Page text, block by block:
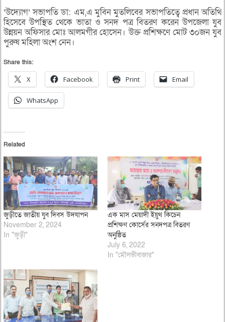
‘উদ্যোগ’ সভাপতি ডা: এম,এ মুবিন মুতলিবের সভাপতিত্বে প্রধান অতিথি
হিসেবে উপস্থিত থেকে ভাতা ও সনদ পত্র বিতরণ করেন উপজেলা যুব
উন্নয়ন অফিসার মোঃ আলমগীর হোসেন। উক্ত প্রশিক্ষণে মোট ৩০জন যুব
পুরুষ মহিলা অংশ নেন।
Share this:
X Facebook Print Email
WhatsApp
Related
জুড়ীতে জাতীয় যুব দিবস উদযাপন
November 2, 2024
In "জুড়ী"
এক মাস মেয়াদী ইয়ুথ কিচেন
প্রশিক্ষণ কোর্সের সনদপত্র বিতরণ
অনুষ্ঠিত
July 6, 2022
In "মৌলভীবাজার"